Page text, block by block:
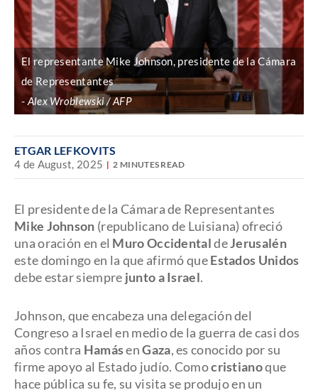
El representante Mike Johnson, presidente de la Cámara
de Representantes
Alex Wroblewski / AFP
ETGAR LEFKOVITS
4 de August, 2025 2 MINUTES READ
El presidente de la Cámara de Representantes
Mike Johnson (republicano de Luisiana) ofreció
una oración en el Muro OccidentaldeJerusalén
este domingo en la que afirmó queEstados Unidos
debe estar siempre junto a Israel.
Johnson, que encabeza una delegación del
Congreso a Israel en medio de la guerra de casi dos
años contra HamásenGaza, es conocido por su
firme apoyo al Estado judío. Comocristianoque
hace pública su fe, su visita se produjo en un